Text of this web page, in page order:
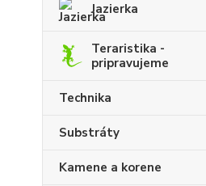
Jazierka
Teraristika -
pripravujeme
Technika
Substráty
Kamene a korene